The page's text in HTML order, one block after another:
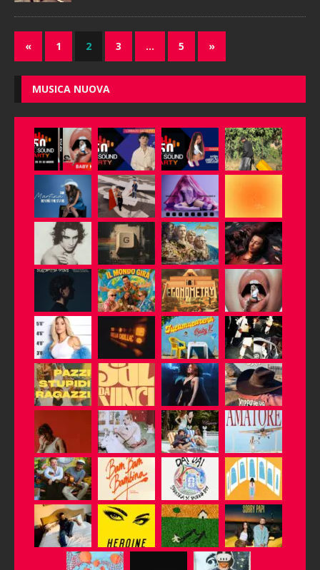
« 1 2 3 … 5 »
MUSICA NUOVA